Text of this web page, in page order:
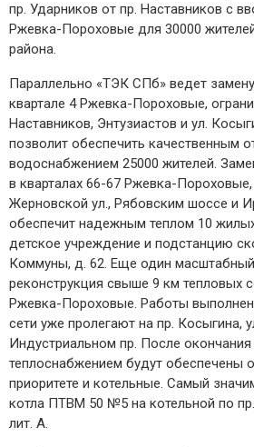
пр. Ударников от пр. Наставников с
Ржевка-Пороховые для 30000
района.
Параллельно «ТЭК СПб» ведет
квартале 4 Ржевка-Пороховые,
Наставников, Энтузиастов и ул.
позволит обеспечить качественным
водоснабжением 25000 жителей.
в кварталах 66-67 Ржевка-
Жерновской ул., Рябовским шоссе и
обеспечит надежным теплом 10
детское учреждение и подстанцию
Коммуны, д. 62. Еще один
реконструкция свыше 9 км тепловых
Ржевка-Пороховые. Работы
сети уже пролегают на пр. Косыгина,
Индустриальном пр. После
теплоснабжением будут обеспечены
приоритете и котельные. Самый
котла ПТВМ 50 №5 на котельной по
лит. А.